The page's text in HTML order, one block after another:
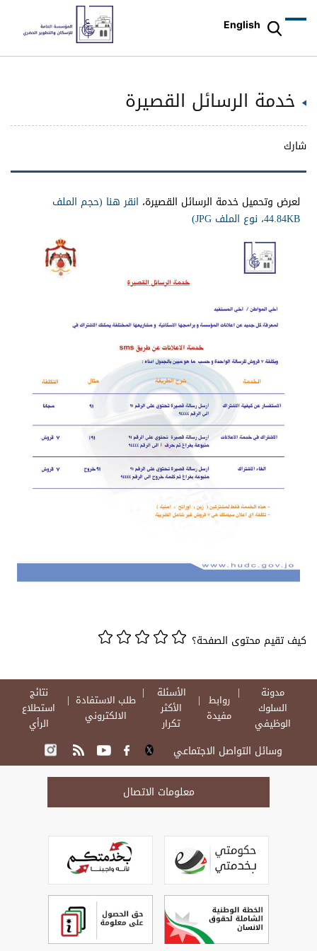
English
خدمة الرسائل القصيرة
شارك
لعرض وتحميل خدمة الرسائل القصيرة، انقر هنا (حجم الملف
44.84KB، نوع الملف JPG)
كيف تقيم محتوى الصفحة؟
مدونة
السلوك
الوظيفي
روابط
مفيدة
الأسئلة
الأكثر
تكرار
طلب الاستفادة
الالكتروني
نتائج
استطلاع
الرأي
وسائل التواصل الاجتماعي
معلومات الاتصال